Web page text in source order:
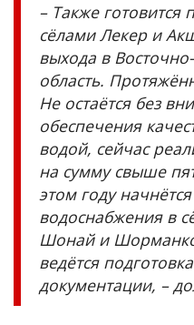
– Также готовится
сёлами Лекер и
выхода в
область.
Не остаётся без
обеспечения
водой, сейчас
на сумму свыше
этом году
водоснабжения в
Шонай и
ведётся
документации, –